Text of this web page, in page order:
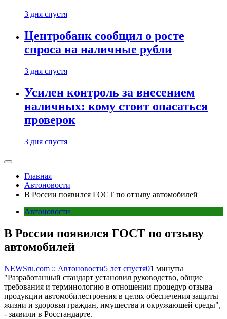
3 дня спустя
Центробанк сообщил о росте
спроса на наличные рубли
3 дня спустя
Усилен контроль за внесением
наличных: кому стоит опасаться
проверок
3 дня спустя
Главная
Автоновости
В России появился ГОСТ по отзыву автомобилей
Автоновости
В России появился ГОСТ по отзыву
автомобилей
NEWSru.com :: Автоновости5 лет спустя01 минуты
"Разработанный стандарт установил руководство, общие
требования и терминологию в отношении процедур отзыва
продукции автомобилестроения в целях обеспечения защиты
жизни и здоровья граждан, имущества и окружающей среды",
- заявили в Росстандарте.